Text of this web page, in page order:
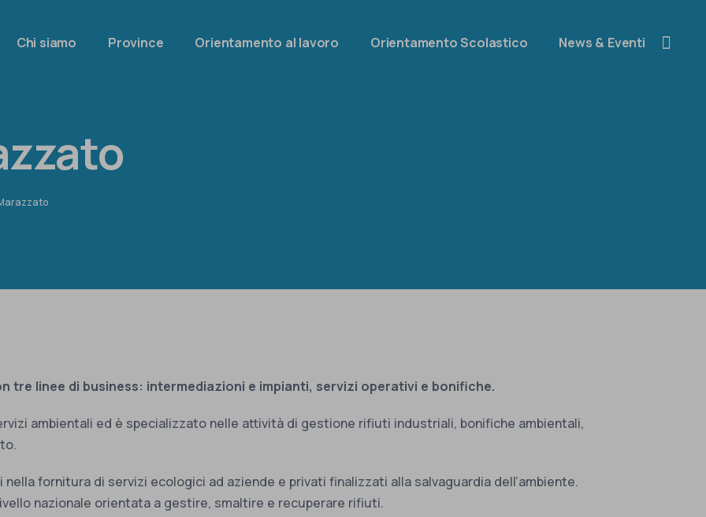
Chi siamo Province Orientamento al lavoro Orientamento Scolastico News & Eventi
tre linee di business: intermediazioni e impianti, servizi operativi e bonifiche.
ambientali ed è specializzato nelle attività di gestione rifiuti industriali, bonifiche ambientali,
nella fornitura di servizi ecologici ad aziende e privati finalizzati alla salvaguardia dell’ambiente.
nazionale orientata a gestire, smaltire e recuperare rifiuti.